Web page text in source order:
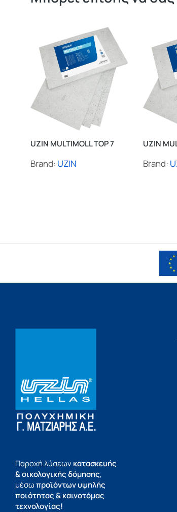
UZIN MULTIMOLL TOP 7
Brand: UZIN
UZIN
Brand:
Παροχή λύσεωνκατασκευής
& οικολογικής δόμησης,
μέσωπροϊόντων υψηλής
ποιότητας & καινοτόμας
τεχνολογίας!